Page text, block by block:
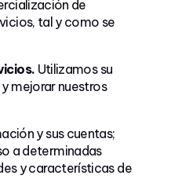
de
tal y como se
Utilizamos su
mejorar nuestros
y sus cuentas;
a determinadas
y características de